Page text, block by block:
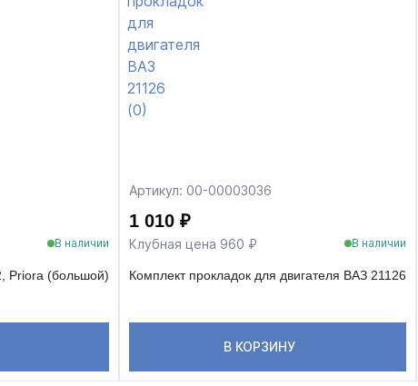
В наличии
Priora (большой)
Артикул: 00-00003036
1 010 ₽
Клубная цена 960 ₽ В наличии
Комплект прокладок для двигателя ВАЗ 21126
В КОРЗИНУ